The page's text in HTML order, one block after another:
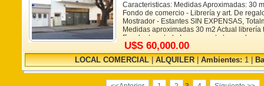
Caracteristicas: Medidas Aproximadas: 30
Fondo de comercio - Librería y art. De
Mostrador - Estantes SIN EXPENSAS,
Medidas aproximadas 30 m2 Actual
Excelente estado La zona esta tomando
construccion de muchos edificios.
superficies, medidas son aproximadas y no
Las reales son las que surgen del título de
suministrados por el propietario.
U$S 60,000.00
LOCAL COMERCIAL|ALQUILER|Ambientes:1 |